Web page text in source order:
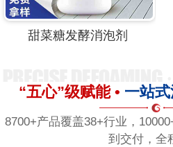
甜菜糖发酵消泡剂
“五心”级赋能 • 一站
8700+产品覆盖38+行业，
到交付，全